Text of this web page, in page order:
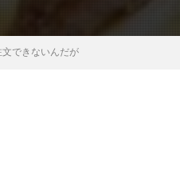
できないんだが